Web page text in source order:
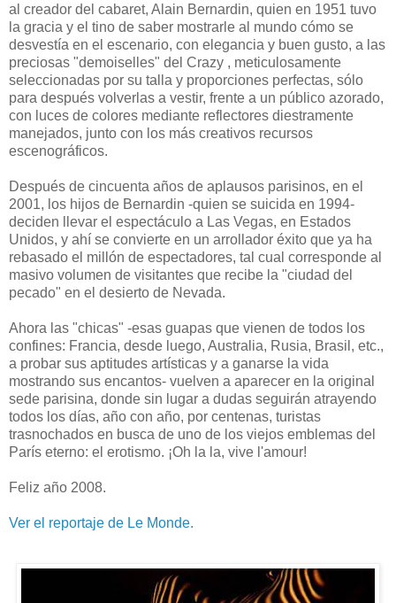
al creador del cabaret, Alain Bernardin, quien en 1951 tuvo
la gracia y el tino de saber mostrarle al mundo cómo se
desvestía en el escenario, con elegancia y buen gusto, a las
preciosas "demoiselles" del Crazy , meticulosamente
seleccionadas por su talla y proporciones perfectas, sólo
para después volverlas a vestir, frente a un público azorado,
con luces de colores mediante reflectores diestramente
manejados, junto con los más creativos recursos
escenográficos.
Después de cincuenta años de aplausos parisinos, en el
2001, los hijos de Bernardin -quien se suicida en 1994-
deciden llevar el espectáculo a Las Vegas, en Estados
Unidos, y ahí se convierte en un arrollador éxito que ya ha
rebasado el millón de espectadores, tal cual corresponde al
masivo volumen de visitantes que recibe la "ciudad del
pecado" en el desierto de Nevada.
Ahora las "chicas" -esas guapas que vienen de todos los
confines: Francia, desde luego, Australia, Rusia, Brasil, etc.,
a probar sus aptitudes artísticas y a ganarse la vida
mostrando sus encantos- vuelven a aparecer en la original
sede parisina, donde sin lugar a dudas seguirán atrayendo
todos los días, año con año, por centenas, turistas
trasnochados en busca de uno de los viejos emblemas del
París eterno: el erotismo. ¡Oh la la, vive l'amour!
Feliz año 2008.
Ver el reportaje de Le Monde.